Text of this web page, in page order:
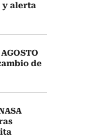
y alerta
de